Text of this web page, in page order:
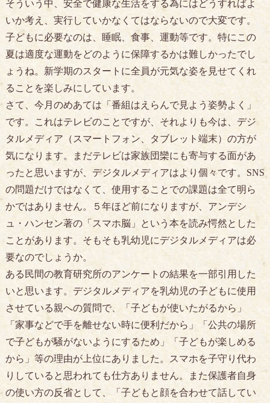
そういう中、安全で健康な生活をする為にはどうすればよ
いか考え、実行していかなくてはならないので大変です。
子どもに必要なのは、睡眠、食事、運動等です。特にこの
夏は適度な運動をどのように保障するかは難しかったでし
ょうね。新学期のスタートに全員が元気な姿を見せてくれ
ることを楽しみにしています。
さて、今月のめあては「番組はえらんで見よう姿勢よく」
です。これはテレビのことですが、それよりも今は、デジ
タルメディア（スマートフォン、タブレット端末）の方が
気になります。まだテレビは家族団欒にも寄与する面があ
ったと思いますが、デジタルメディアはより個々です。SNS
の問題だけではなくて、使用することでの課題は全て明ら
かではありません。５年ほど前になりますが、アンデシ
ュ・ハンセン著の「スマホ脳」という本を読み愕然とした
ことがあります。そもそも乳幼児にデジタルメディアは必
要なのでしょうか。
ある民間の教育研究所のアンケートの結果を一部引用した
いと思います。デジタルメディアを乳幼児の子どもに使用
させている親への質問で、「子どもが使いたがるから」
「家事などで手を離せない時に便利だから」「公共の場所
で子どもが騒がないようにするため」「子どもが楽しめる
から」等の理由が上位にありました。スマホを子守り代わ
りしていると思われても仕方ありません。また保護者自身
の使い方の反省として、「子どもと顔を合わせて話してい